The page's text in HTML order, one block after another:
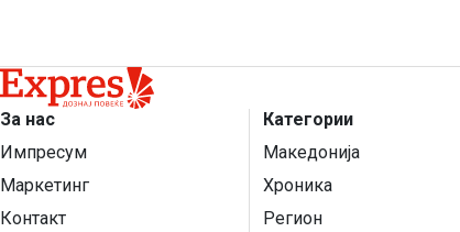
За нас
Импресум
Маркетинг
Контакт
Категории
Македонија
Хроника
Регион